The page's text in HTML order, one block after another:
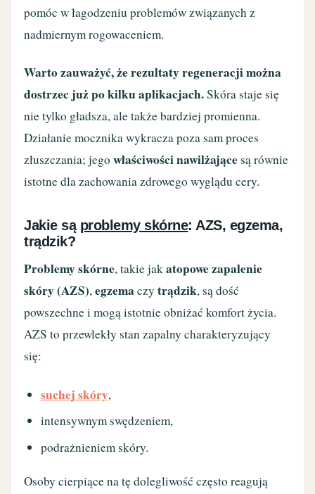
pomóc w łagodzeniu problemów związanych z
nadmiernym rogowaceniem.
Warto zauważyć, że rezultaty regeneracji można
dostrzec już po kilku aplikacjach.Skóra staje się
nie tylko gładsza, ale także bardziej promienna.
Działanie mocznika wykracza poza sam proces
złuszczania; jegowłaściwości nawilżającesą równie
istotne dla zachowania zdrowego wyglądu cery.
Jakie są problemy skórne: AZS, egzema,
trądzik?
Problemy skórne, takie jakatopowe zapalenie
skóry (AZS),egzema czytrądzik, są dość
powszechne i mogą istotnie obniżać komfort życia.
AZS to przewlekły stan zapalny charakteryzujący
się:
suchej skóry,
intensywnym swędzeniem,
podrażnieniem skóry.
Osoby cierpiące na tę dolegliwość często reagują